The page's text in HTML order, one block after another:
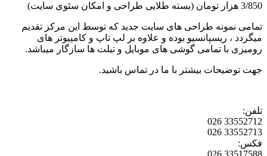
3/850 هزار تومان (بسته طلایی طراحی و امکان سئوی سایت)
تمامی نمونه طراحی های سایت جدید که توسط این مرکز تقدیم
میگردد ، ریسپانسیو بوده و علاوه بر لپ تاپ و کامپیوتر های
رومیزی با تمامی گوشی های موبایل و تبلت ها سازگار میباشد.
جهت توضیحات بیشتر با ما در تماس باشید.
تلفن:
33552712 026
33552713 026
فکس: